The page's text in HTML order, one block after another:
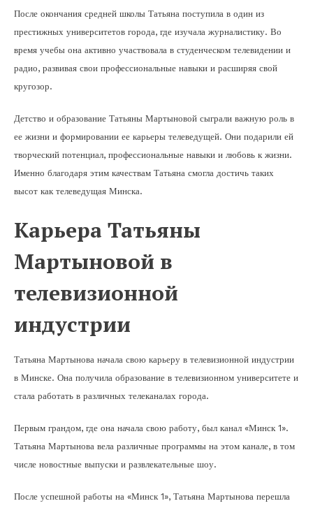
После окончания средней школы Татьяна поступила в один из
престижных университетов города, где изучала журналистику. Во
время учебы она активно участвовала в студенческом телевидении и
радио, развивая свои профессиональные навыки и расширяя свой
кругозор.
Детство и образование Татьяны Мартыновой сыграли важную роль в
ее жизни и формировании ее карьеры телеведущей. Они подарили ей
творческий потенциал, профессиональные навыки и любовь к жизни.
Именно благодаря этим качествам Татьяна смогла достичь таких
высот как телеведущая Минска.
Карьера Татьяны
Мартыновой в
телевизионной
индустрии
Татьяна Мартынова начала свою карьеру в телевизионной индустрии
в Минске. Она получила образование в телевизионном университете и
стала работать в различных телеканалах города.
Первым грандом, где она начала свою работу, был канал «Минск 1».
Татьяна Мартынова вела различные программы на этом канале, в том
числе новостные выпуски и развлекательные шоу.
После успешной работы на «Минск 1», Татьяна Мартынова перешла